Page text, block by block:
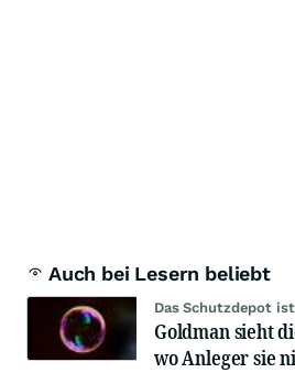
Auch bei Lesern beliebt
Das Schutzdepot
Goldman sieht
wo Anleger sie